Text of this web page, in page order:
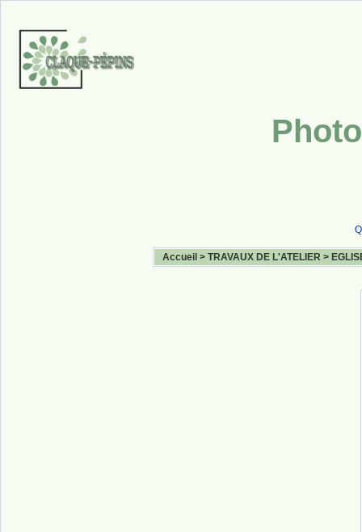
Accueil > TRAVAUX DE L'ATELIER >